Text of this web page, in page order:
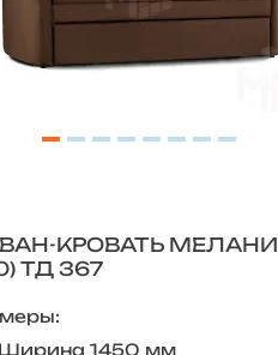
КРОВАТЬ МЕЛАНИ
(120) ТД 367
Ширина 1450 мм